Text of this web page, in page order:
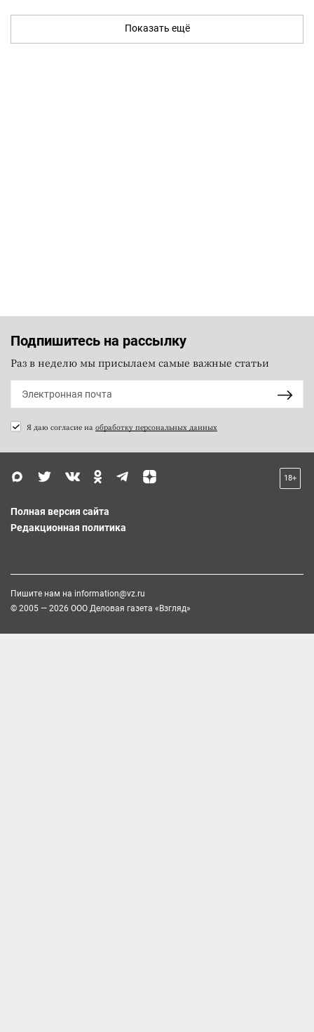
Показать ещё
Подпишитесь на рассылку
Раз в неделю мы присылаем самые важные статьи
Я даю согласие на обработку персональных данных
18+
Полная версия сайта
Редакционная политика
Пишите нам на information@vz.ru
© 2005 — 2026 ООО Деловая газета «Взгляд»